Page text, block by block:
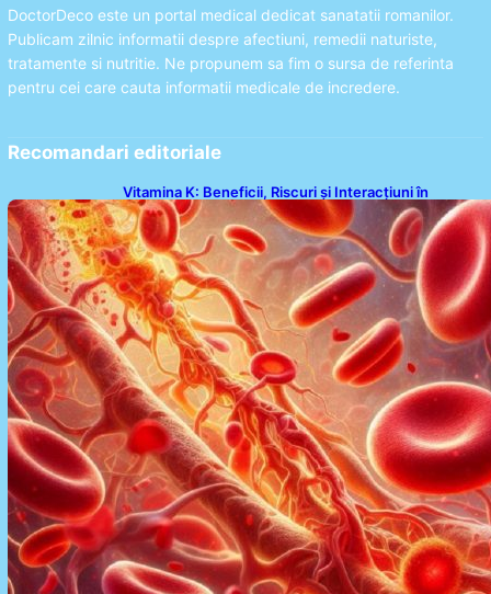
DoctorDeco este un portal medical dedicat sanatatii romanilor.
Publicam zilnic informatii despre afectiuni, remedii naturiste,
tratamente si nutritie. Ne propunem sa fim o sursa de referinta
pentru cei care cauta informatii medicale de incredere.
Recomandari editoriale
Vitamina K: Beneficii, Riscuri și Interacțiuni în
Coagularea Sângelui